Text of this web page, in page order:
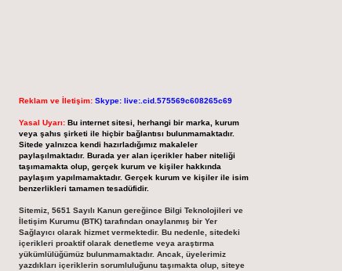
Reklam ve İletişim: Skype: live:.cid.575569c608265c69
Yasal Uyarı: Bu internet sitesi, herhangi bir marka, kurum
veya şahıs şirketi ile hiçbir bağlantısı bulunmamaktadır.
Sitede yalnızca kendi hazırladığımız makaleler
paylaşılmaktadır. Burada yer alan içerikler haber niteliği
taşımamakta olup, gerçek kurum ve kişiler hakkında
paylaşım yapılmamaktadır. Gerçek kurum ve kişiler ile isim
benzerlikleri tamamen tesadüfidir.
Sitemiz, 5651 Sayılı Kanun gereğince Bilgi Teknolojileri ve
İletişim Kurumu (BTK) tarafından onaylanmış bir Yer
Sağlayıcı olarak hizmet vermektedir. Bu nedenle, sitedeki
içerikleri proaktif olarak denetleme veya araştırma
yükümlülüğümüz bulunmamaktadır. Ancak, üyelerimiz
yazdıkları içeriklerin sorumluluğunu taşımakta olup, siteye